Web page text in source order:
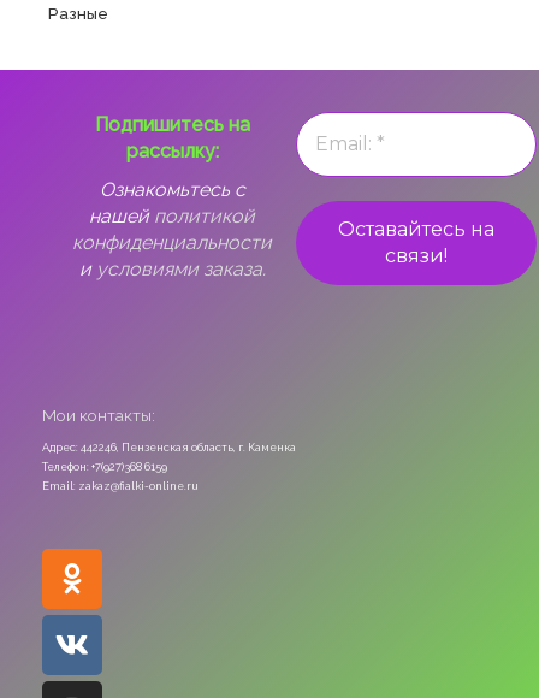
Разные
Подпишитесь на
рассылку:
Ознакомьтесь с
нашей политикой
конфиденциальности
и условиями заказа.
Мои контакты:
Адрес: 442246, Пензенская область, г. Каменка
Телефон: +7(927)368 6159
Email: zakaz@fialki-online.ru
Odnoklassniki
Vk
Instagram
Viber
Whatsapp